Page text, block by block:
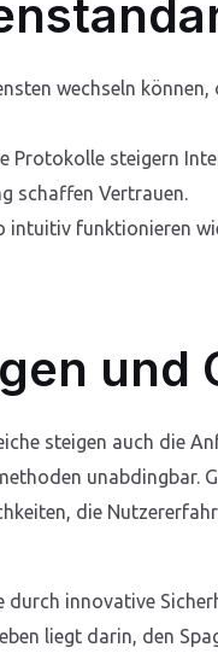
wechseln
Protokolle steigern
schaffen Vertrauen.
intuitiv funktionieren
und
steigen auch die
unabdingbar.
die
innovative
liegt darin, den